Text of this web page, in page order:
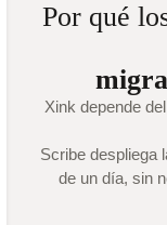
Por qué
Xink depende
Scribe despliega
de un día, sin